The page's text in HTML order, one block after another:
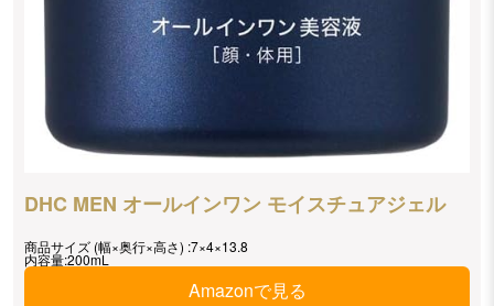
DHC MEN オールインワン モイスチュアジェル
商品サイズ (幅×奥行×高さ) :7×4×13.8
内容量:200mL
Amazonで見る